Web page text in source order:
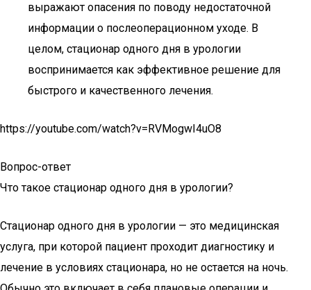
выражают опасения по поводу недостаточной
информации о послеоперационном уходе. В
целом, стационар одного дня в урологии
воспринимается как эффективное решение для
быстрого и качественного лечения.
https://youtube.com/watch?v=RVMogwI4uO8
Вопрос-ответ
Что такое стационар одного дня в урологии?
Стационар одного дня в урологии — это медицинская
услуга, при которой пациент проходит диагностику и
лечение в условиях стационара, но не остается на ночь.